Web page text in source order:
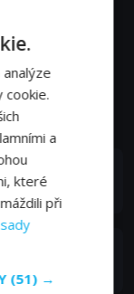
cookie.
a
které
při
(51) →